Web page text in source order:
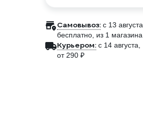
Самовывоз: c 13 августа,
бесплатно , из 1 магазина
Курьером: c 14 августа,
от 290 ₽